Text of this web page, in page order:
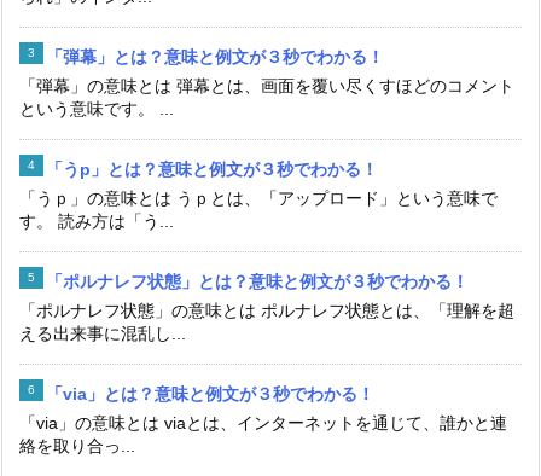
「弾幕」とは？意味と例文が３秒でわかる！
「弾幕」の意味とは 弾幕とは、画面を覆い尽くすほどのコメント
という意味です。 ...
「うp」とは？意味と例文が３秒でわかる！
「うｐ」の意味とは うｐとは、「アップロード」という意味で
す。 読み方は「う...
「ポルナレフ状態」とは？意味と例文が３秒でわかる！
「ポルナレフ状態」の意味とは ポルナレフ状態とは、「理解を超
える出来事に混乱し...
「via」とは？意味と例文が３秒でわかる！
「via」の意味とは viaとは、インターネットを通じて、誰かと連
絡を取り合っ...